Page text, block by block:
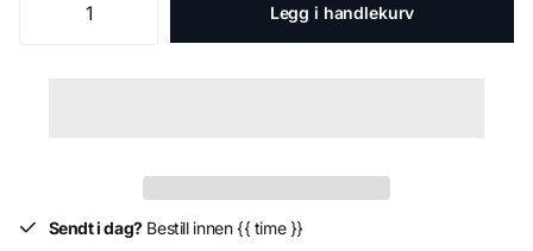
Legg i handlekurv
Sendt i dag?Bestill innen {{ time }}